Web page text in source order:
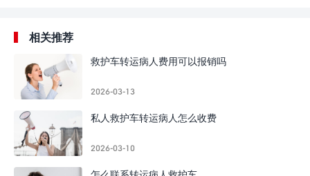
相关推荐
救护车转运病人费用可以报销吗
2026-03-13
私人救护车转运病人怎么收费
2026-03-10